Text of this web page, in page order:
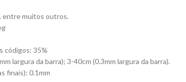
entre muitos outros.
códigos: 35%
largura da barra); 3-40cm (0.3mm largura da barra).
finais): 0.1mm